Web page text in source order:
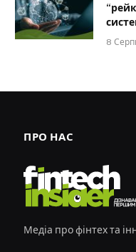
8
ПРО НАС
Медіа про фінтех та